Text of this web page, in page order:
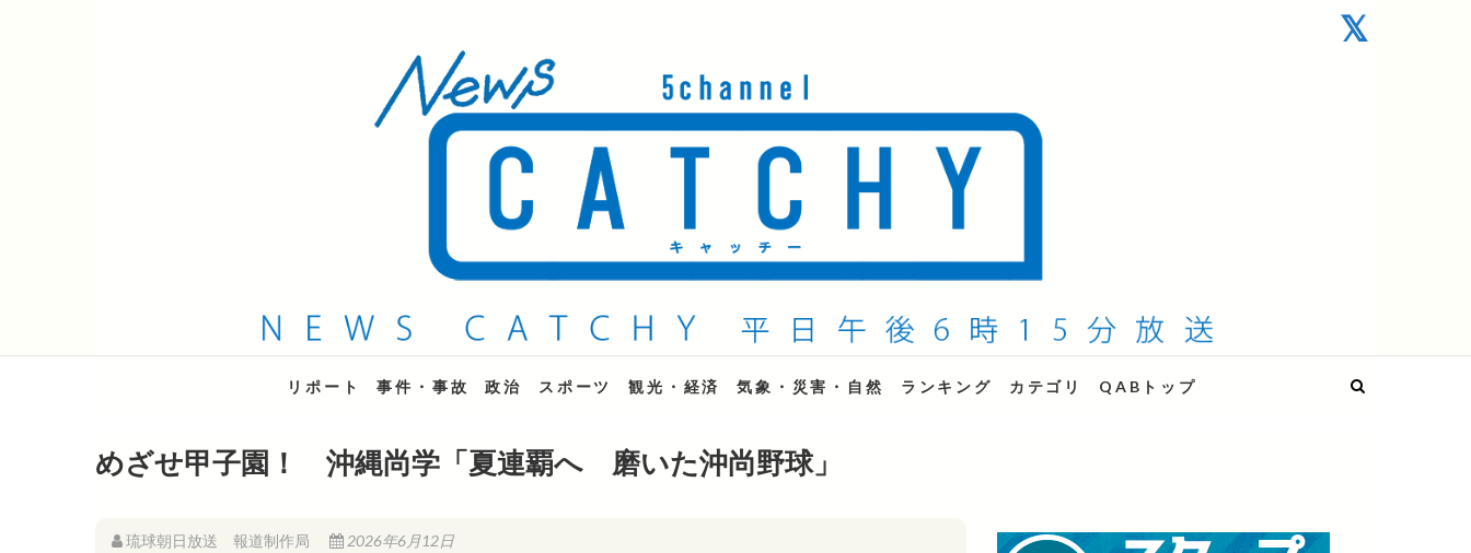
QAB NEWS Headline
キャッチー 月曜〜金曜 午後6時15分放送
リポート 事件・事故 政治 スポーツ 観光・経済 気象・災害・自然 ランキング カテゴリ QABトップ
めざせ甲子園！ 沖縄尚学「夏連覇へ 磨いた沖尚野球」
琉球朝日放送 報道制作局 2026年6月12日